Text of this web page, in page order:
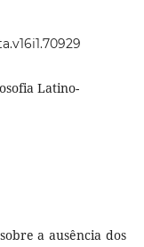
Latino-
a ausência dos